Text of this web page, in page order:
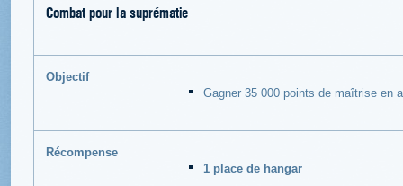
Combat pour la suprématie
Objectif
Gagner 35 000 points de maîtrise en
Récompense
1 place de hangar